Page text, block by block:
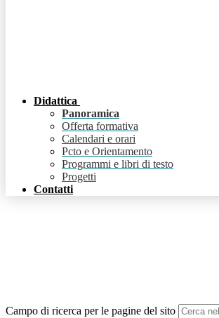
Didattica
Panoramica
Offerta formativa
Calendari e orari
Pcto e Orientamento
Programmi e libri di testo
Progetti
Contatti
Campo di ricerca per le pagine del sito